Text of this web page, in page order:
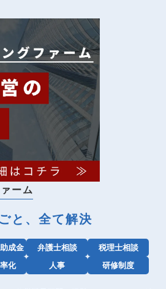
ーム
と、全て解決
成金 弁護士相談
税理士相談
化 人事 研修制度